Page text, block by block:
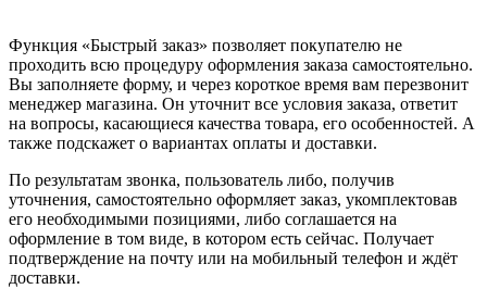
Функция «Быстрый заказ» позволяет покупателю не
проходить всю процедуру оформления заказа самостоятельно.
Вы заполняете форму, и через короткое время вам перезвонит
менеджер магазина. Он уточнит все условия заказа, ответит
на вопросы, касающиеся качества товара, его особенностей. А
также подскажет о вариантах оплаты и доставки.
По результатам звонка, пользователь либо, получив
уточнения, самостоятельно оформляет заказ, укомплектовав
его необходимыми позициями, либо соглашается на
оформление в том виде, в котором есть сейчас. Получает
подтверждение на почту или на мобильный телефон и ждёт
доставки.